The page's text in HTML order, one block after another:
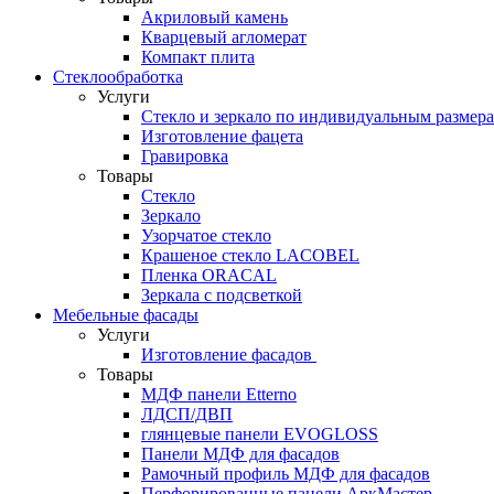
Акриловый камень
Кварцевый агломерат
Компакт плита
Стеклообработка
Услуги
Стекло и зеркало по индивидуальным
Изготовление фацета
Гравировка
Товары
Стекло
Зеркало
Узорчатое стекло
Крашеное стекло LACOBEL
Пленка ORACAL
Зеркала с подсветкой
Мебельные фасады
Услуги
Изготовление фасадов
Товары
МДФ панели Etterno
ЛДСП/ДВП
глянцевые панели EVOGLOSS
Панели МДФ для фасадов
Рамочный профиль МДФ для фасадов